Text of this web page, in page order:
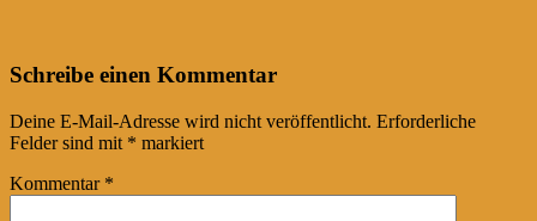
Post
navigation
←
Schreibe einen Kommentar
Deine E-Mail-Adresse wird nicht veröffentlicht. Erforderliche
Felder sind mit * markiert
Kommentar *